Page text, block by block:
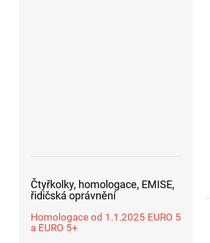
Čtyřkolky, homologace, EMISE,
řidičská oprávnění
Homologace od 1.1.2025 EURO 5
a EURO 5+